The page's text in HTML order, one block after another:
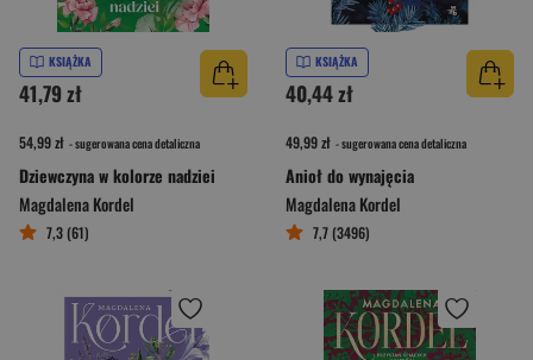
KSIĄŻKA
41,79 zł
54,99 zł - sugerowana cena detaliczna
Dziewczyna w kolorze nadziei
Magdalena Kordel
7,3 (61)
KSIĄŻKA
40,44 zł
49,99 zł - sugerowana cena detaliczna
Anioł do wynajęcia
Magdalena Kordel
7,7 (3496)